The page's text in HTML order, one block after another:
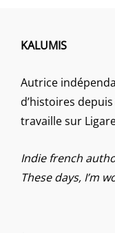
KALUMIS
Autrice
d’histoires
travaille sur
Indie french
These days, I’m